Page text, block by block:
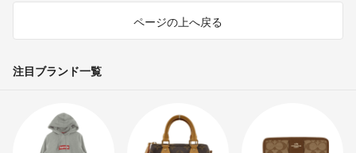
ページの上へ戻る
注目ブランド一覧